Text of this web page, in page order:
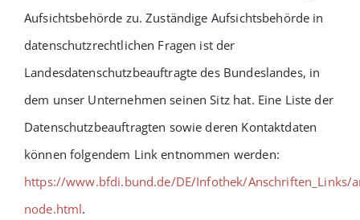
Aufsichtsbehörde zu. Zuständige Aufsichtsbehörde in
datenschutzrechtlichen Fragen ist der
Landesdatenschutzbeauftragte des Bundeslandes, in
dem unser Unternehmen seinen Sitz hat. Eine Liste der
Datenschutzbeauftragten sowie deren Kontaktdaten
können folgendem Link entnommen werden:
https://www.bfdi.bund.de/DE/Infothek/Anschriften_Links/
node.html.